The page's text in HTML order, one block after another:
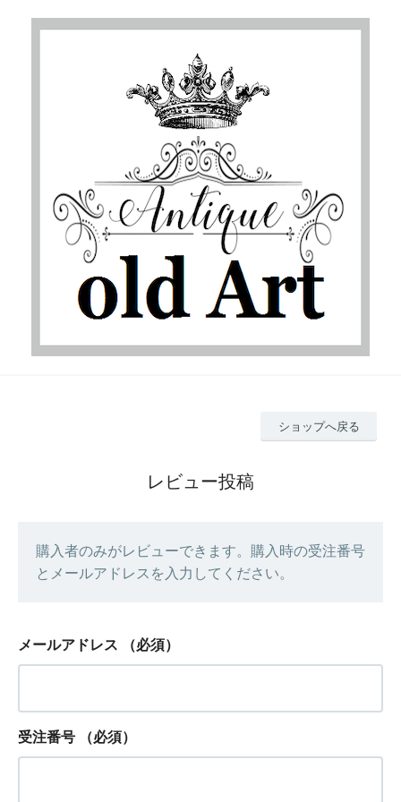
ショップへ戻る
レビュー投稿
購入者のみがレビューできます。購入時の受注番号
とメールアドレスを入力してください。
メールアドレス （必須）
受注番号 （必須）